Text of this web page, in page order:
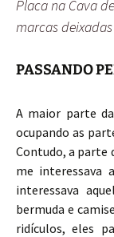
Placa na Cava
marcas
PASSANDO
A maior parte
ocupando as
Contudo, a parte
me interessava
interessava
bermuda e
ridículos, eles